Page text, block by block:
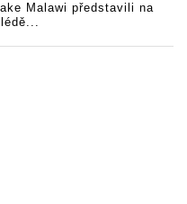
Malawi představili na